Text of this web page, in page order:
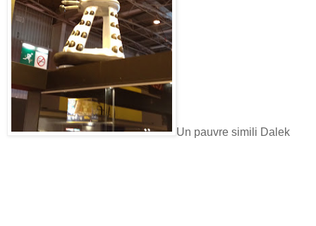
Un pauvre simili Dalek